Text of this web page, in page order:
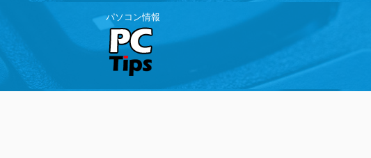
パソコン情報